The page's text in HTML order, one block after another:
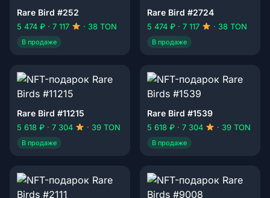
Rare Bird #252
5 474 ₽ · 7 117 · 38 TON
В продаже
Rare Bird #2724
5 474 ₽ · 7 117 · 38 TON
В продаже
Rare Bird #11215
5 618 ₽ · 7 304 · 39 TON
В продаже
Rare Bird #1539
5 618 ₽ · 7 304 · 39 TON
В продаже